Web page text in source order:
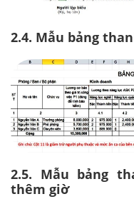
2.4. Mẫu bảng
2.5. Mẫu bảng
thêm giờ